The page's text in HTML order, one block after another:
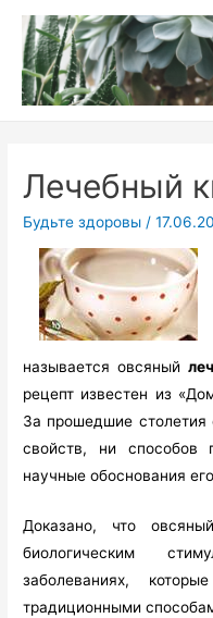
Перейти
содержимому
Лечебный
Будьте здоровы /
называется овсяный
рецепт известен из
За прошедшие столетия
свойств, ни способов
научные обоснования
Доказано, что
биологическим
заболеваниях,
традиционными